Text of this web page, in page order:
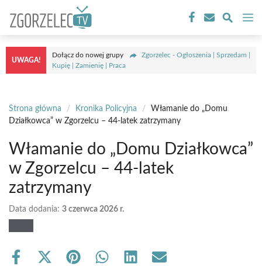
treści
UWAGA!
Dołącz do nowej grupy
Zgorzelec - Ogłoszenia | Sprzedam |
Kupię | Zamienię | Praca
Strona główna / Kronika Policyjna /
Włamanie do „Domu
Działkowca” w Zgorzelcu – 44-latek zatrzymany
Włamanie do „Domu Działkowca”
w Zgorzelcu – 44-latek
zatrzymany
Data dodania: 3 czerwca 2026 r.
Share
Share Share Share Share Share